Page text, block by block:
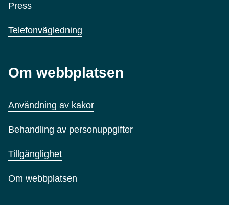
Press
Telefonvägledning
Om webbplatsen
Användning av kakor
Behandling av personuppgifter
Tillgänglighet
Om webbplatsen